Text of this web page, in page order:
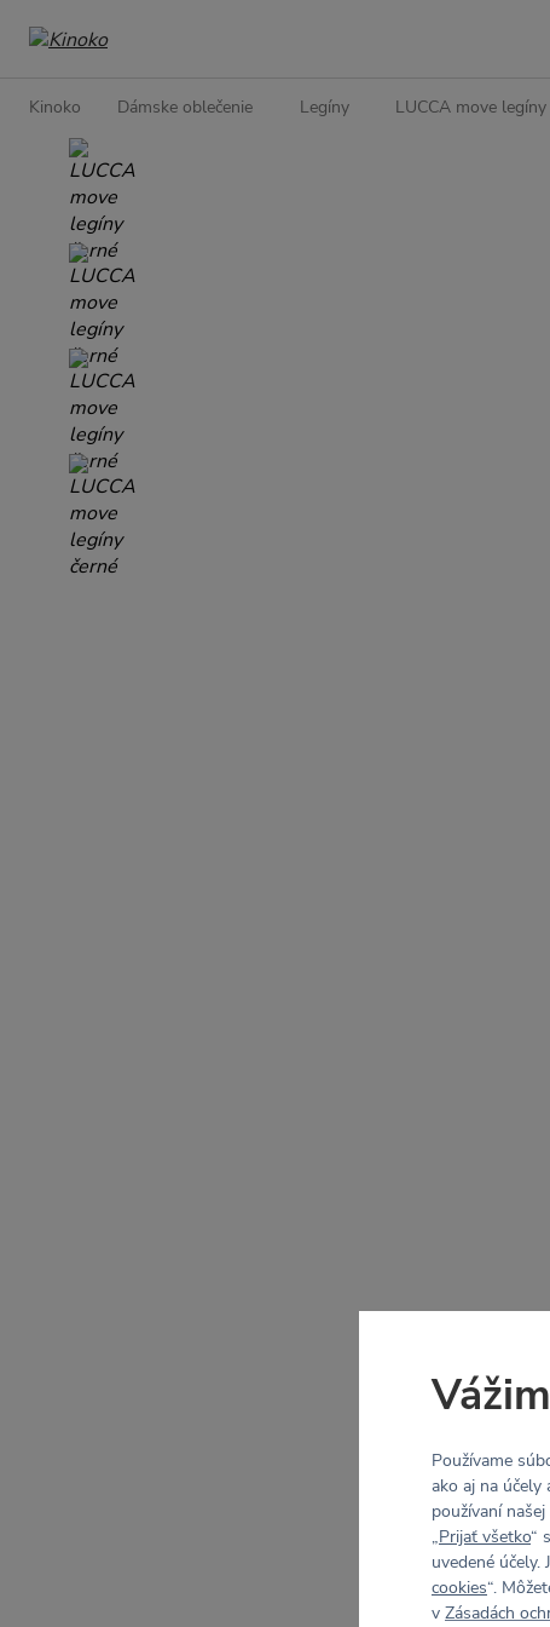
Kinoko Dámske oblečenie Legíny LUCCA move legíny
Používame
ako aj na účely
používaní
„Prijať všetko“
uvedené
cookies“.
v Zásadách